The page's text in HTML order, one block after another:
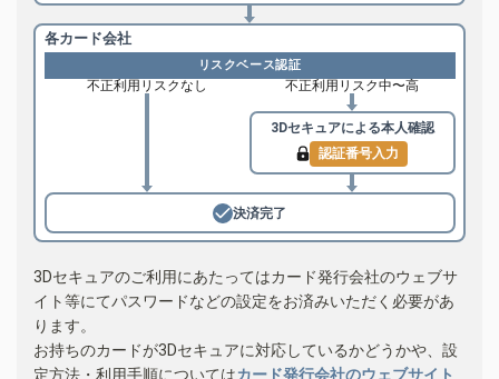
各カード会社
リスクベース認証
不正利用リスクなし 不正利用リスク中〜高
3Dセキュアによる本人確認
認証番号入力
決済完了
3Dセキュアのご利用にあたってはカード発行会社のウェブサ
イト等にてパスワードなどの設定をお済みいただく必要があ
ります。
お持ちのカードが3Dセキュアに対応しているかどうかや、設
定方法・利用手順についてはカード発行会社のウェブサイト